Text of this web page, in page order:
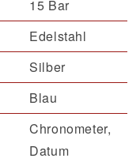
15 Bar
Edelstahl
Silber
Blau
Chronometer,
Datum